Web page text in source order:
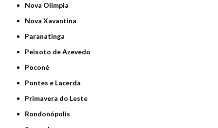
Nova Olímpia
Nova Xavantina
Paranatinga
Peixoto de Azevedo
Poconé
Pontes e Lacerda
Primavera do Leste
Rondonópolis